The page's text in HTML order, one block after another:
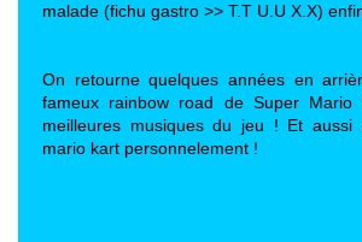
malade (fichu gastro >> T.T U.U X.X)
On retourne quelques années en
fameux rainbow road de Super
meilleures musiques du jeu ! Et
mario kart personnelement !